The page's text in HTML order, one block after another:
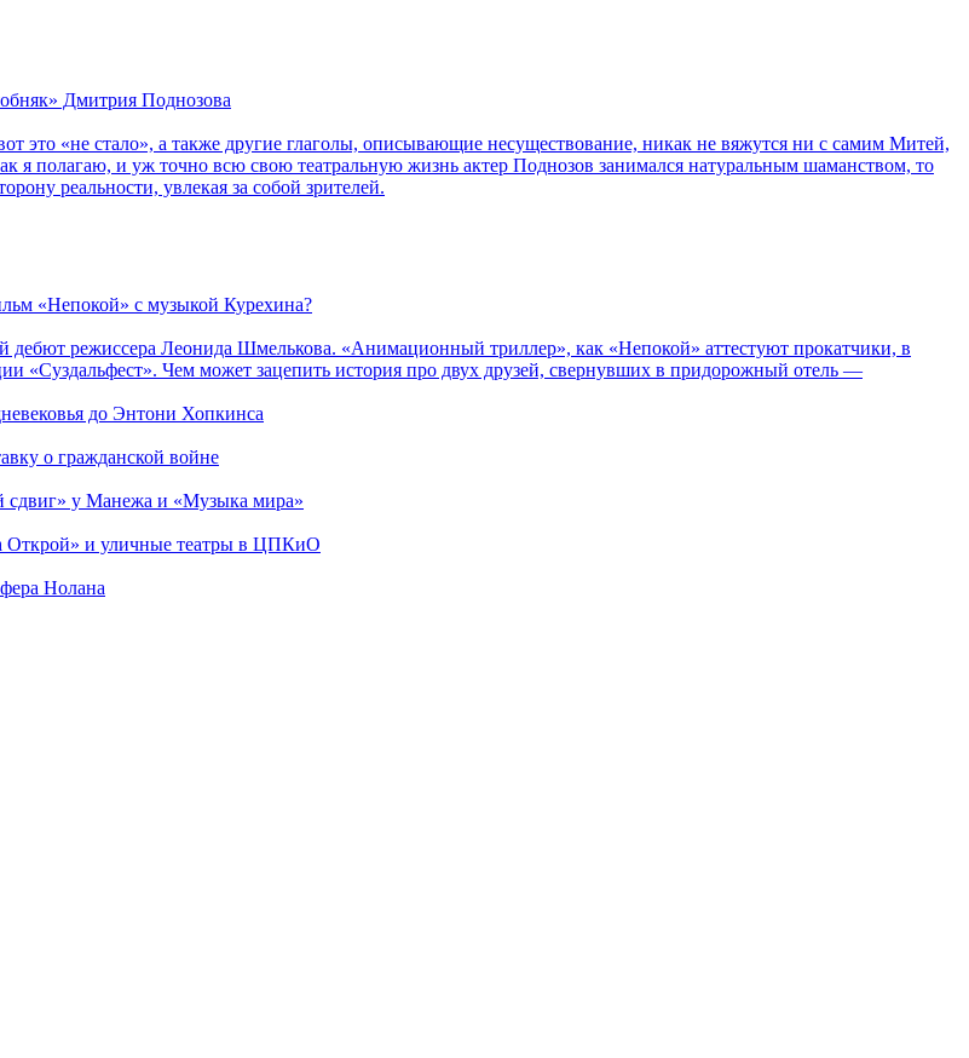
Дмитрия Поднозова
это «не стало», а также другие глаголы, описывающие несуществование, никак не вяжутся ни с самим Митей,
я полагаю, и уж точно всю свою театральную жизнь актер Поднозов занимался натуральным шаманством, то
реальности, увлекая за собой зрителей.
«Непокой» с музыкой Курехина?
режиссера Леонида Шмелькова. «Анимационный триллер», как «Непокой» аттестуют прокатчики, в
«Суздальфест». Чем может зацепить история про двух друзей, свернувших в придорожный отель —
до Энтони Хопкинса
о гражданской войне
сдвиг» у Манежа и «Музыка мира»
Открой» и уличные театры в ЦПКиО
Нолана